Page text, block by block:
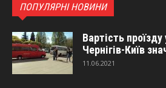
ПОПУЛЯРНІ НОВИНИ
Вартість
Чернігів-Київ
11.06.2021